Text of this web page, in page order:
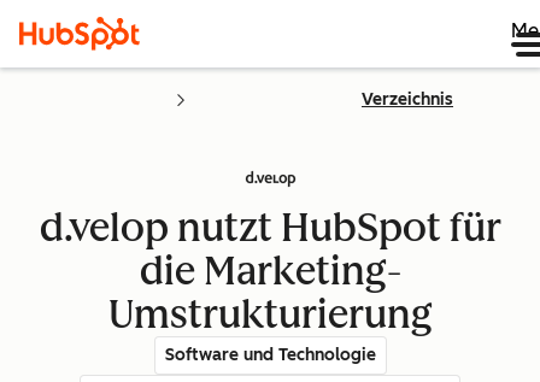
Verzeichnis
d.velop nutzt HubSpot für
die Marketing-
Umstrukturierung
Software und Technologie